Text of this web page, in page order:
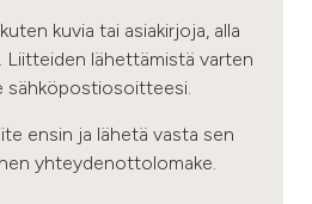
kuvia tai asiakirjoja, alla
Liitteiden lähettämistä varten
sähköpostiosoitteesi.
ensin ja lähetä vasta sen
yhteydenottolomake.